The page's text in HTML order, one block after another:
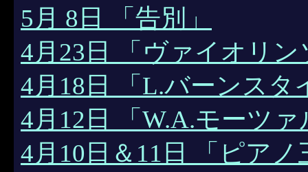
5月 8日 「告別」
4月23日 「ヴァイオリ
4月18日 「L.バーンスタ
4月12日 「W.A.モーツ
4月10日＆11日 「ピア